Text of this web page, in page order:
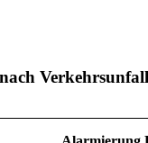
Verkehrsunfall